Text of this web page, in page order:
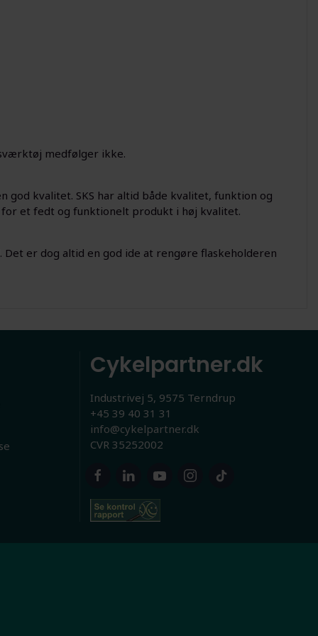
medfølger ikke.
god kvalitet. SKS har altid både kvalitet, funktion og
et fedt og funktionelt produkt i høj kvalitet.
er dog altid en god ide at rengøre flaskeholderen
Cykelpartner.dk
Industrivej 5, 9575 Terndrup
+45 39 40 31 31
info@cykelpartner.dk
CVR 35252002